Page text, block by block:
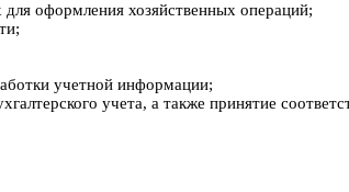
оформления хозяйственных операций;
учетной информации;
учета, а также принятие